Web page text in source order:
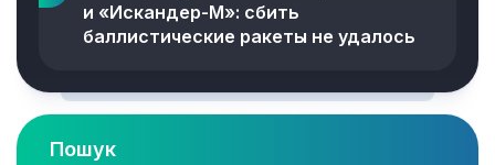
и «Искандер-М»: сбить
баллистические ракеты не удалось
Пошук